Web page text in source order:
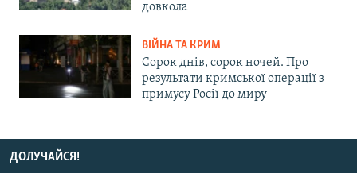
довкола
ВІЙНА ТА КРИМ
Сорок днів, сорок ночей. Про
результати кримської операції з
примусу Росії до миру
ДОЛУЧАЙСЯ!